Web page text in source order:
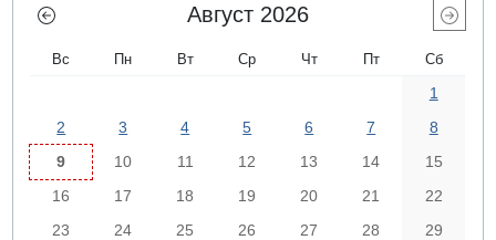
Август 2026
Вс Пн Вт Ср Чт Пт Сб
1
2
3 4 5 6 7
8
9
10 11 12 13 14
15
16
17 18 19 20 21
22
23
24 25 26 27 28
29